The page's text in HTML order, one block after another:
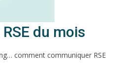
du mois
comment communiquer RSE